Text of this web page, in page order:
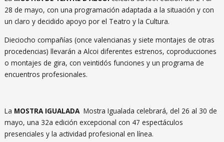
28 de mayo, con una programación adaptada a la situación y con
un claro y decidido apoyo por el Teatro y la Cultura.
Dieciocho compañías (once valencianas y siete montajes de otras
procedencias) llevarán a Alcoi diferentes estrenos, coproducciones
o montajes de gira, con veintidós funciones y un programa de
encuentros profesionales.
La MOSTRA IGUALADAMostra Igualada celebrará, del 26 al 30 de
mayo, una 32a edición excepcional con 47 espectáculos
presenciales y la actividad profesional en línea.